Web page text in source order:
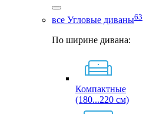
все Угловые диваны63
По ширине дивана:
Компактные
(180...220 см)